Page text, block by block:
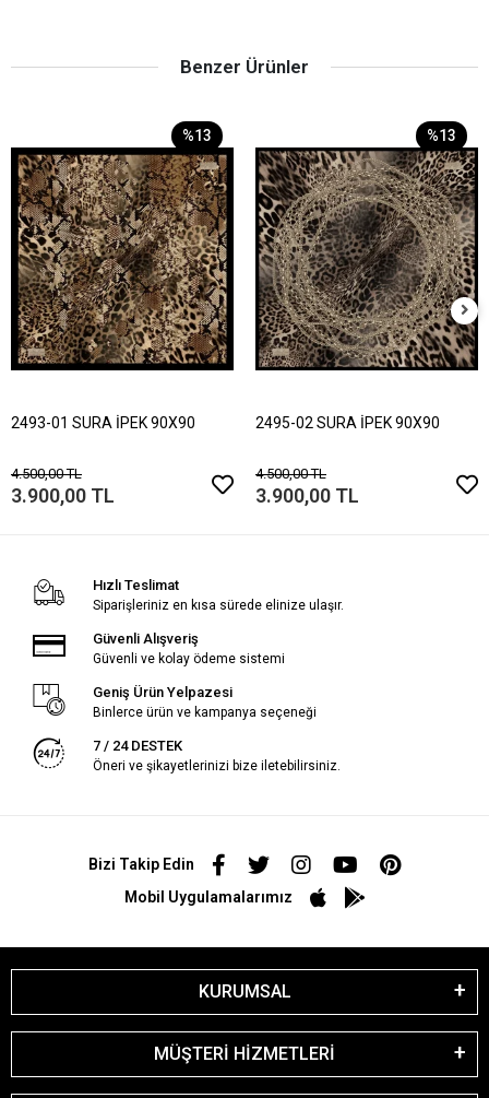
Benzer Ürünler
%13
2493-01 SURA İPEK 90X90
4.500,00 TL
3.900,00 TL
%13
2495-02 SURA İPEK 90X90
4.500,00 TL
3.900,00 TL
Hızlı Teslimat
Siparişleriniz en kısa sürede elinize ulaşır.
Güvenli Alışveriş
Güvenli ve kolay ödeme sistemi
Geniş Ürün Yelpazesi
Binlerce ürün ve kampanya seçeneği
7 / 24 DESTEK
Öneri ve şikayetlerinizi bize iletebilirsiniz.
Bizi Takip Edin
Mobil Uygulamalarımız
KURUMSAL
MÜŞTERİ HİZMETLERİ